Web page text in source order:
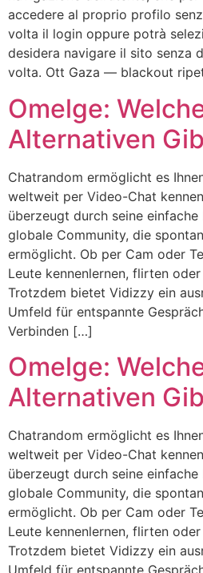
accedere al proprio profilo
volta il login oppure potrà
desidera navigare il sito senza
volta. Ott Gaza — blackout
Omelge:
Alternativen
Chatrandom ermöglicht es
weltweit per Video-Chat
überzeugt durch seine
globale Community, die
ermöglicht. Ob per Cam oder
Leute kennenlernen, flirten
Trotzdem bietet Vidizzy ein
Umfeld für entspannte
Verbinden […]
Omelge:
Alternativen
Chatrandom ermöglicht es
weltweit per Video-Chat
überzeugt durch seine
globale Community, die
ermöglicht. Ob per Cam oder
Leute kennenlernen, flirten
Trotzdem bietet Vidizzy ein
Umfeld für entspannte